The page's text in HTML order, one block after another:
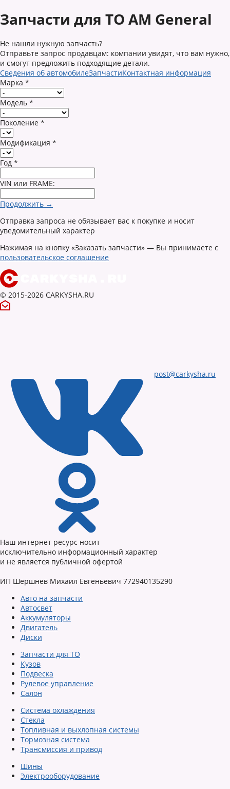
Запчасти для ТО AM General
Не нашли нужную запчасть?
Отправьте запрос продавцам: компании увидят, что вам нужно,
и смогут предложить подходящие детали.
Сведения об автомобилеЗапчастиКонтактная информация
Марка *
Модель *
Поколение *
Модификация *
Год *
VIN или FRAME:
Продолжить →
Отправка запроса не обязывает вас к покупке и носит
уведомительный характер
Нажимая на кнопку «Заказать запчасти» — Вы принимаете с
пользовательское соглашение
© 2015-2026 CARKYSHA.RU
post@carkysha.ru
Наш интернет ресурс носит
исключительно информационный характер
и не является публичной офертой
ИП Шершнев Михаил Евгеньевич 772940135290
Авто на запчасти
Автосвет
Аккумуляторы
Двигатель
Диски
Запчасти для ТО
Кузов
Подвеска
Рулевое управление
Салон
Система охлаждения
Стекла
Топливная и выхлопная системы
Тормозная система
Трансмиссия и привод
Шины
Электрооборудование